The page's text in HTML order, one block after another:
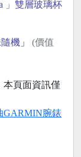
」雙層玻璃杯
機」 (價值
本頁面資訊僅
GARMIN腕錶